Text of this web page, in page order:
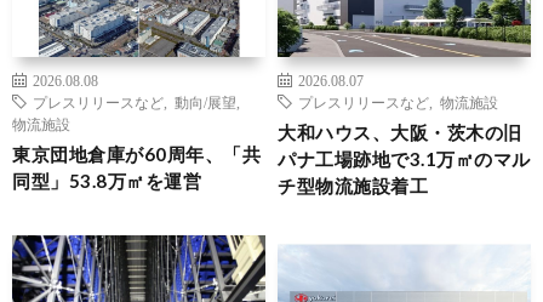
2026.08.08
プレスリリースなど
動向/展望
物流施設
東京団地倉庫が60周年、「共
同型」53.8万㎡を運営
2026.08.07
プレスリリースなど
物流施設
大和ハウス、大阪・茨木の旧
パナ工場跡地で3.1万㎡のマル
チ型物流施設着工